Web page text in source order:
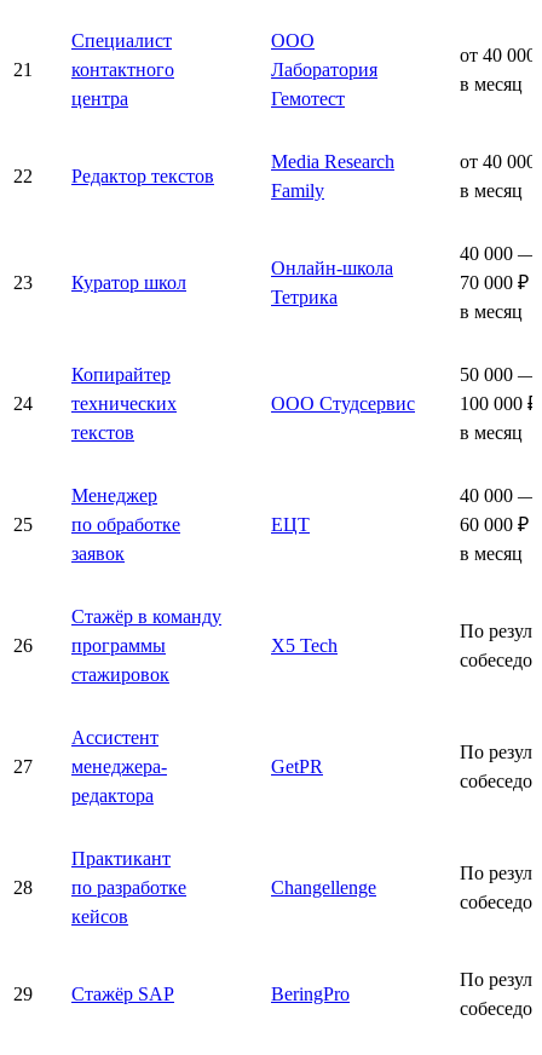
21
Специалист
контактного
центра
ООО
Лаборатория
Гемотест
от 40 000
в месяц
22 Редактор текстов
Media Research
Family
от 40 000
в месяц
23 Куратор школ
Онлайн-школа
Тетрика
40 000 —
70 000 ₽
в месяц
24
Копирайтер
технических
текстов
ООО Студсервис
50 000 —
100 000 ₽
в месяц
25
Менеджер
по обработке
заявок
ЕЦТ
40 000 —
60 000 ₽
в месяц
26
Стажёр в команду
программы
стажировок
X5 Tech
По
27
Ассистент
менеджера-
редактора
GetPR
По
28
Практикант
по разработке
кейсов
Changellenge
По
29 Стажёр SAP BeringPro
По